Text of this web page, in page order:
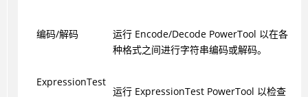
编码/解码
运行 Encode/Decode PowerTool 以在各
种格式之间进行字符串编码或解码。
ExpressionTest
运行 ExpressionTest PowerTool 以检查